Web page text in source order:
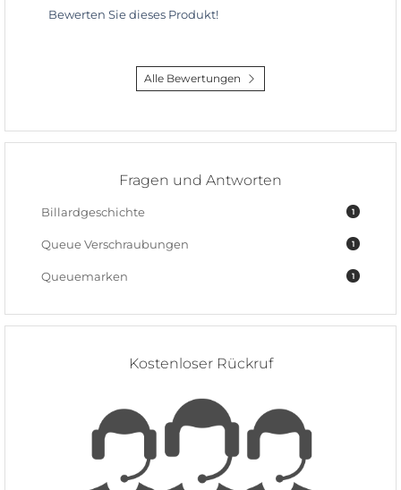
Bewerten Sie dieses Produkt!
Alle Bewertungen
Fragen und Antworten
1
Billardgeschichte
1
Queue Verschraubungen
1
Queuemarken
Kostenloser Rückruf